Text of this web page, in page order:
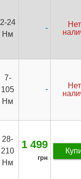
2-24
Нм
-
7-
105
Нм
-
28-
210
Нм
1 499
грн